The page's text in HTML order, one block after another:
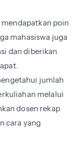
poin
mahasiswa juga
dan diberikan
jumlah
melalui
dosen rekap
cara yang